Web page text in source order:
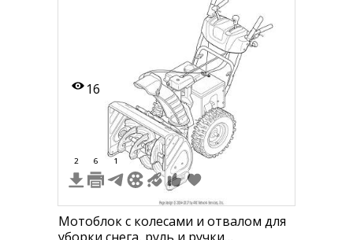
16
2 6 1
Мотоблок с колесами и отвалом для